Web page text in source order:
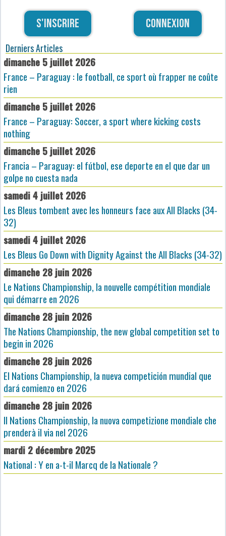
S'inscrire Connexion
Derniers Articles
dimanche 5 juillet 2026
France – Paraguay : le football, ce sport où frapper ne coûte
rien
dimanche 5 juillet 2026
France – Paraguay: Soccer, a sport where kicking costs
nothing
dimanche 5 juillet 2026
Francia – Paraguay: el fútbol, ese deporte en el que dar un
golpe no cuesta nada
samedi 4 juillet 2026
Les Bleus tombent avec les honneurs face aux All Blacks (34-
32)
samedi 4 juillet 2026
Les Bleus Go Down with Dignity Against the All Blacks (34-32)
dimanche 28 juin 2026
Le Nations Championship, la nouvelle compétition mondiale
qui démarre en 2026
dimanche 28 juin 2026
The Nations Championship, the new global competition set to
begin in 2026
dimanche 28 juin 2026
El Nations Championship, la nueva competición mundial que
dará comienzo en 2026
dimanche 28 juin 2026
Il Nations Championship, la nuova competizione mondiale che
prenderà il via nel 2026
mardi 2 décembre 2025
National : Y en a-t-il Marcq de la Nationale ?